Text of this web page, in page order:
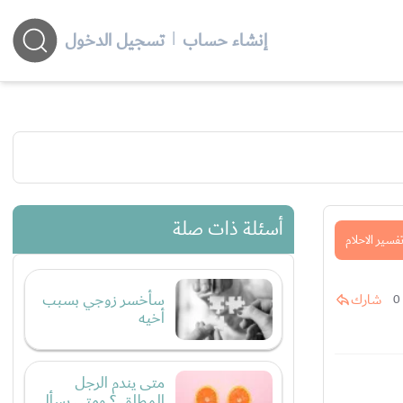
إنشاء حساب | تسجيل الدخول
تفسير الاحلام
0 شارك
أسئلة ذات صلة
سأخسر زوجي بسبب
أخيه
متى يندم الرجل